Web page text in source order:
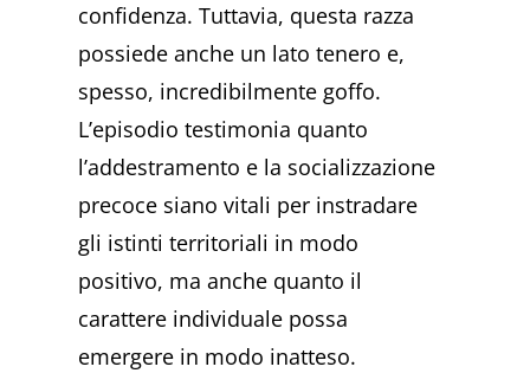
confidenza. Tuttavia, questa razza
possiede anche un lato tenero e,
spesso, incredibilmente goffo.
L’episodio testimonia quanto
l’addestramento e la socializzazione
precoce siano vitali per instradare
gli istinti territoriali in modo
positivo, ma anche quanto il
carattere individuale possa
emergere in modo inatteso.